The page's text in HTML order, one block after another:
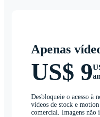
Apenas
US$ 9
Desbloqueie o acesso à
vídeos de stock e
comercial. Imagens não